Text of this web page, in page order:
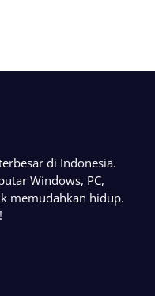
di Indonesia.
Windows, PC,
memudahkan hidup.